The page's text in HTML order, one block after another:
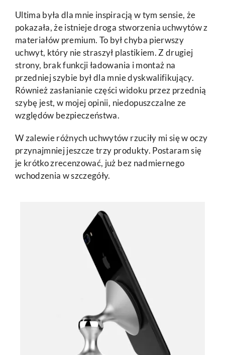
Ultima była dla mnie inspiracją w tym sensie, że
pokazała, że istnieje droga stworzenia uchwytów z
materiałów premium. To był chyba pierwszy
uchwyt, który nie straszył plastikiem. Z drugiej
strony, brak funkcji ładowania i montaż na
przedniej szybie był dla mnie dyskwalifikujący.
Również zasłanianie części widoku przez przednią
szybę jest, w mojej opinii, niedopuszczalne ze
względów bezpieczeństwa.
W zalewie różnych uchwytów rzuciły mi się w oczy
przynajmniej jeszcze trzy produkty. Postaram się
je krótko zrecenzować, już bez nadmiernego
wchodzenia w szczegóły.